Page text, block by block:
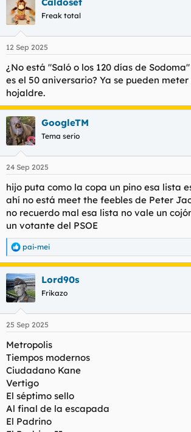
para configurar cookies de terceros.
Para obtener información más detallada,
página de cookies
Aceptar cookies de terceros
c
i
e
:
Caldoset
Freak total
12 Sep 2025
¿No está "Saló o los 120 días de
es el 50 aniversario? Ya se pueden
hojaldre.
GoogleTM
Tema serio
24 Sep 2025
hijo puta como la copa un pino esa lista
ahí no está meet the feebles de Peter
no recuerdo mal esa lista no vale un
un votante del PSOE
R
e
c
c
i
e
:
pai-mei
Lord90s
Frikazo
25 Sep 2025
Metropolis
Tiempos modernos
Ciudadano Kane
Vertigo
El séptimo sello
Al final de la escapada
El Padrino